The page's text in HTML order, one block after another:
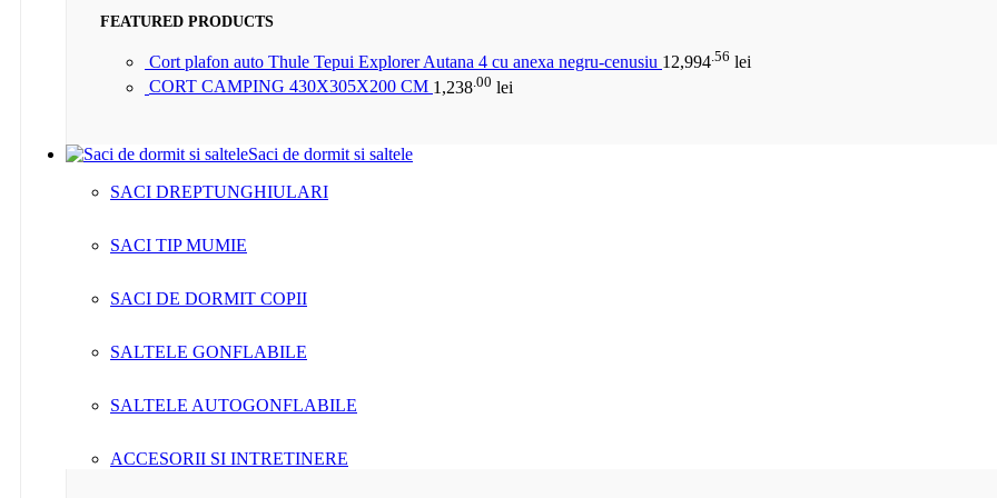
FEATURED PRODUCTS
Cort plafon auto Thule Tepui Explorer Autana 4 cu anexa negru-cenusiu 12,994.56 lei
CORT CAMPING 430X305X200 CM 1,238 .00 lei
Saci de dormit si saltele
SACI DREPTUNGHIULARI
SACI TIP MUMIE
SACI DE DORMIT COPII
SALTELE GONFLABILE
SALTELE AUTOGONFLABILE
ACCESORII SI INTRETINERE